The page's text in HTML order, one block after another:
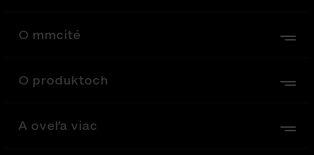
O mmcité
O produktoch
A oveľa viac